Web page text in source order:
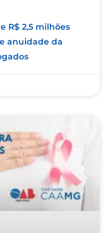
R$ 2,5 milhões
anuidade da